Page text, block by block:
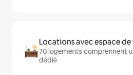
Locations avec espace
70 logements comprennent
dédié